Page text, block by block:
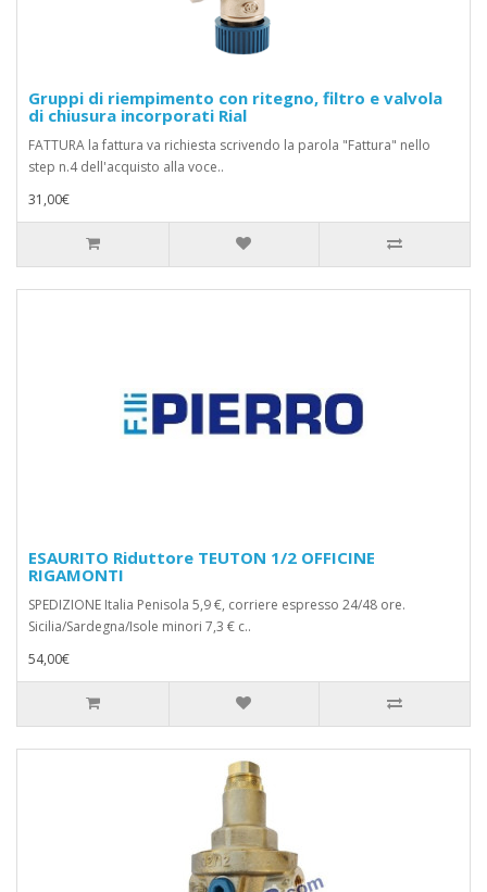
Gruppi di riempimento con ritegno, filtro e valvola
di chiusura incorporati Rial
FATTURA la fattura va richiesta scrivendo la parola "Fattura" nello
step n.4 dell'acquisto alla voce..
31,00€
ESAURITO Riduttore TEUTON 1/2 OFFICINE
RIGAMONTI
SPEDIZIONE Italia Penisola 5,9 €, corriere espresso 24/48 ore.
Sicilia/Sardegna/Isole minori 7,3 € c..
54,00€